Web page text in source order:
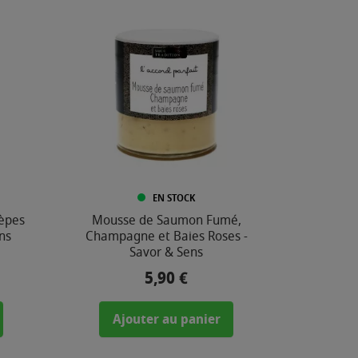
EN STOCK
Mousse de Saumon Fumé,
Champagne et Baies Roses -
Savor & Sens
Prix
5,90 €
Ajouter au panier